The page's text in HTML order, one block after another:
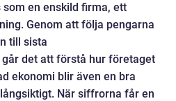
en enskild firma, ett
Genom att följa pengarna
till sista
det att förstå hur företaget
ekonomi blir även en bra
När siffrorna får en